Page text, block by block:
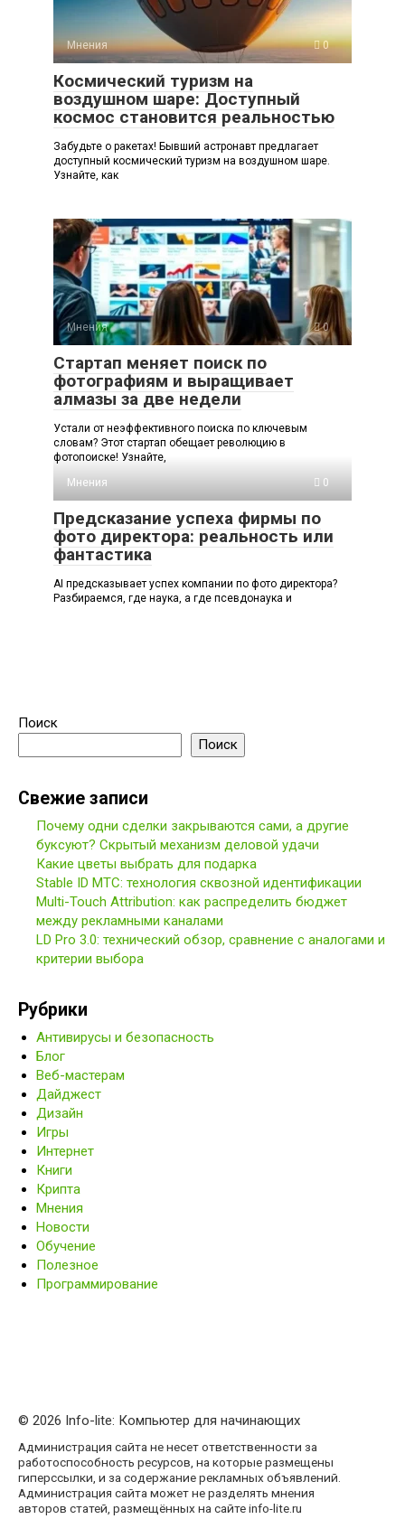
Мнения 0
Космический туризм на
воздушном шаре: Доступный
космос становится реальностью
Забудьте о ракетах! Бывший астронавт предлагает
доступный космический туризм на воздушном шаре.
Узнайте, как
Мнения 0
Стартап меняет поиск по
фотографиям и выращивает
алмазы за две недели
Устали от неэффективного поиска по ключевым
словам? Этот стартап обещает революцию в
фотопоиске! Узнайте,
Мнения
0
Предсказание успеха фирмы по
фото директора: реальность или
фантастика
AI предсказывает успех компании по фото директора?
Разбираемся, где наука, а где псевдонаука и
Поиск
Поиск
Свежие записи
Почему одни сделки закрываются сами, а другие
буксуют? Скрытый механизм деловой удачи
Какие цветы выбрать для подарка
Stable ID МТС: технология сквозной идентификации
Multi-Touch Attribution: как распределить бюджет
между рекламными каналами
LD Pro 3.0: технический обзор, сравнение с аналогами и
критерии выбора
Рубрики
Антивирусы и безопасность
Блог
Веб-мастерам
Дайджест
Дизайн
Игры
Интернет
Книги
Крипта
Мнения
Новости
Обучение
Полезное
Программирование
© 2026 Info-lite: Компьютер для начинающих
Администрация сайта не несет ответственности за
работоспособность ресурсов, на которые размещены
гиперссылки, и за содержание рекламных объявлений.
Администрация сайта может не разделять мнения
авторов статей, размещённых на сайте info-lite.ru